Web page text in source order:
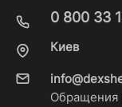
0 800 33
Киев
Обращения